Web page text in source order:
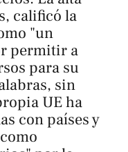
calificó la
"un
permitir a
para su
sin
UE ha
con países y